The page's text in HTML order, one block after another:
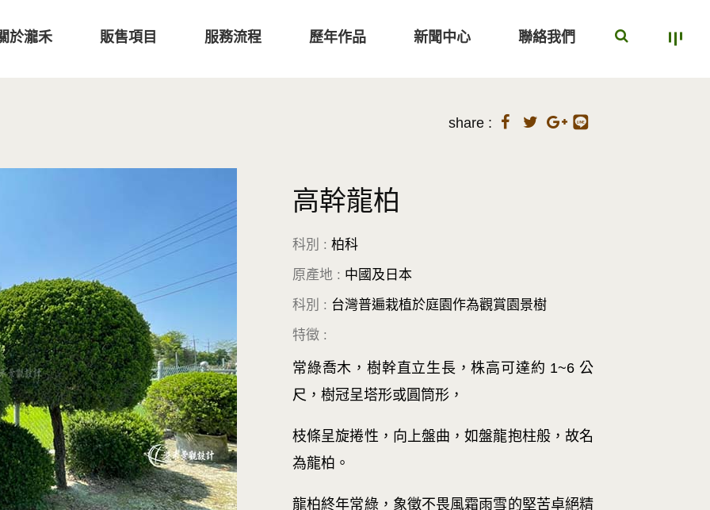
於瀧禾 販售項目 服務流程 歷年作品 新聞中心 聯絡我們
share :
高幹龍柏
科別 : 柏科
原產地 : 中國及日本
科別 : 台灣普遍栽植於庭園作為觀賞園景樹
特徵 :
常綠喬木，樹幹直立生長，株高可達約 1~6 公
尺，樹冠呈塔形或圓筒形，
枝條呈旋捲性，向上盤曲，如盤龍抱柱般，故名
為龍柏。
龍柏終年常綠，象徵不畏風霜雨雪的堅苦卓絕精